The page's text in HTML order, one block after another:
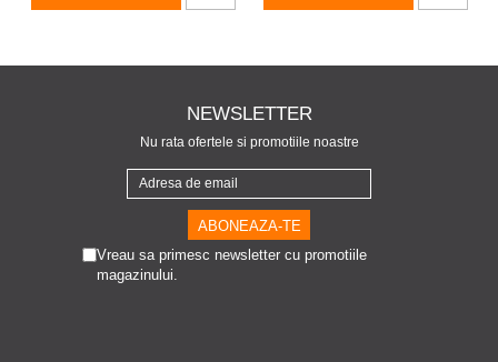
NEWSLETTER
Nu rata ofertele si promotiile noastre
Vreau sa primesc newsletter cu promotiile
magazinului.